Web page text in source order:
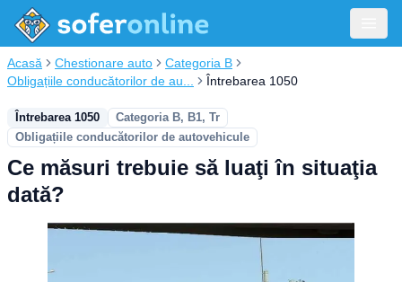
Acasă Chestionare auto
Categoria B
Obligațiile conducătorilor de au...
Întrebarea 1050
Întrebarea 1050
Categoria B, B1, Tr
Obligațiile conducătorilor de autovehicule
Ce măsuri trebuie să luaţi în situaţia
dată?